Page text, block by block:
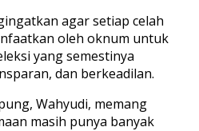
agar setiap celah
oleh oknum untuk
yang semestinya
dan berkeadilan.
Wahyudi, memang
masih punya banyak